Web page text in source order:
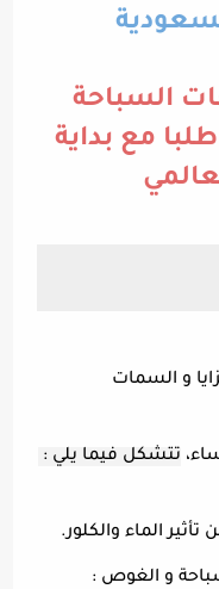
السباحة
مع بداية
و السمات
تتشكل فيما يلي :
و الغوص :